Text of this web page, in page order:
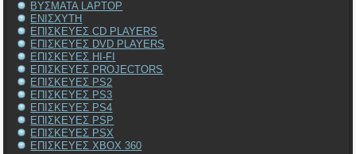
ΒΥΣΜΑΤΑ LAPTOP
ΕΝΙΣΧΥΤΗ
ΕΠΙΣΚΕΥΕΣ CD PLAYERS
ΕΠΙΣΚΕΥΕΣ DVD PLAYERS
ΕΠΙΣΚΕΥΕΣ HI-FI
ΕΠΙΣΚΕΥΕΣ PROJECTORS
ΕΠΙΣΚΕΥΕΣ PS2
ΕΠΙΣΚΕΥΕΣ PS3
ΕΠΙΣΚΕΥΕΣ PS4
ΕΠΙΣΚΕΥΕΣ PSP
ΕΠΙΣΚΕΥΕΣ PSX
ΕΠΙΣΚΕΥΕΣ XBOX 360